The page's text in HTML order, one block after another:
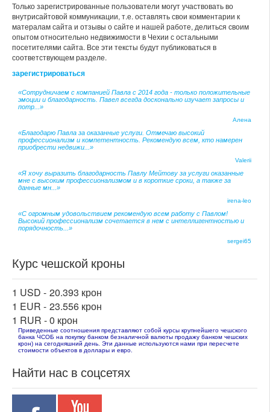
Только зарегистрированные пользователи могут участвовать во
внутрисайтовой коммуникации, т.е. оставлять свои комментарии к
матералам сайта и отзывы о сайте и нашей работе, делиться своим
опытом относительно недвижимости в Чехии с остальными
посетителями сайта. Все эти тексты будут публиковаться в
соответствующем разделе.
зарегистрироваться
«Сотрудничаем с компанией Павла с 2014 года - только положительные
эмоции и благодарность. Павел всегда досконально изучает запросы и
потр...»
Алена
«Благодарю Павла за оказанные услуги. Отмечаю высокий
профессионализм и компетентность. Рекомендую всем, кто намерен
приобрести недвижи...»
Valerii
«Я хочу выразить благодарность Павлу Мейтову за услуги оказанные
мне с высоким профессионализмом и в короткие сроки, а также за
данные мн...»
irena-leo
«С огромным удовольствием рекомендую всем работу с Павлом!
Высокий профессионализм сочетается в нем с интеллигентностью и
порядочность...»
sergei65
Курс чешской кроны
1 USD - 20.393 крон
1 EUR - 23.556 крон
1 RUR -0 крон
Приведенные соотношения представляют собой курсы крупнейшего чешского
банка ЧСОБ на покупку банком безналичной валюты продажу банком чешских
крон) на сегодняшний день. Эти данные используются нами при пересчете
стоимости объектов в доллары и евро.
Найти нас в соцсетях